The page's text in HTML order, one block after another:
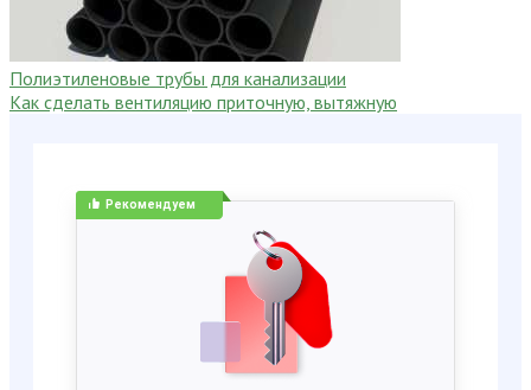
Полиэтиленовые трубы для канализации
Как сделать вентиляцию приточную, вытяжную